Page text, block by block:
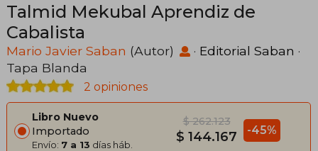
Talmid Mekubal Aprendiz de
Cabalista
Mario Javier Saban (Autor) · Editorial Saban ·
Tapa Blanda
2 opiniones
Libro Nuevo
Importado
Envío: 7 a 13 días háb.
$ 262.123
$ 144.167 -45%